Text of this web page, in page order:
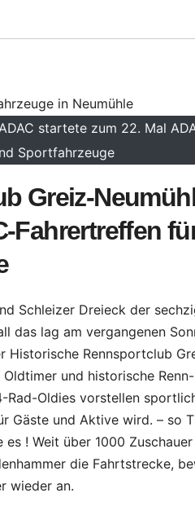
startete zum 22. Mal
Sportfahrzeuge
Greiz-
Fahrertreffen
Schleizer Dreieck der
das lag am vergangenen
Rennsportclub
und historische
Oldies vorstellen
Gäste und Aktive wird. – so
! Weit über 1000
die Fahrtstrecke,
wieder an.